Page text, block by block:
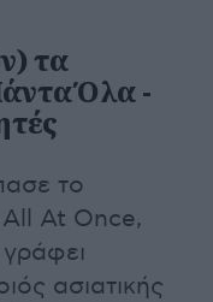
τα
Όλα -
το
At Once,
ασιατικής